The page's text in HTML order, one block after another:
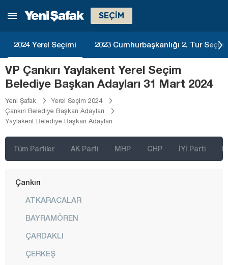
SEÇİM
2024 Yerel Seçimi 2023 Cumhurbaşkanlığı 2. Tur
VP Çankırı Yaylakent Yerel Seçim
Belediye Başkan Adayları 31 Mart 2024
Yeni Şafak
Yerel Seçim 2024
Çankırı Belediye Başkan Adayları
Yaylakent Belediye Başkan Adayları
Tüm Partiler AK Parti MHP CHP İYİ Parti
Batman
Bingöl
Bitlis
Bolu
Burdur
Çanakkale
Çankırı
ATKARACALAR
BAYRAMÖREN
ÇARDAKLI
ÇERKEŞ